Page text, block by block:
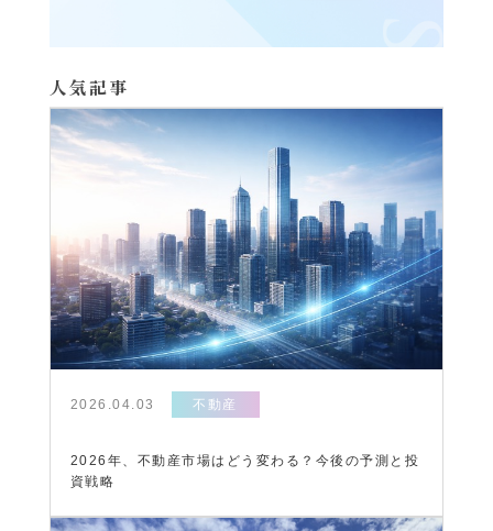
人気記事
2026.04.03 不動産
2026年、不動産市場はどう変わる？今後の予測と投
資戦略